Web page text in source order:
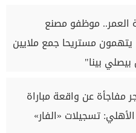
العمر.. موظفو مصنع
يتهمون مستريحا جمع ملايين
بينا"
مفاجأة عن واقعة مباراة
الأهلي: تسجيلات «الفار»